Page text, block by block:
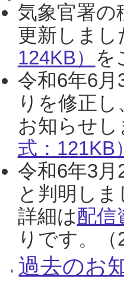
気象官署の
更新しまし
124KB） を
令和6年6
りを修正
お知らせし
式：121KB）
令和6年3
と判明し
詳細は配信
りです。（
過去のお